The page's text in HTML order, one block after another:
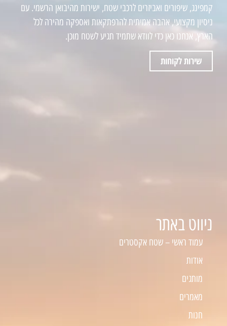
קמפינג, שיפורים ואביזרים לרכבי שטח, ישירות מהיבואן הרשמי. עם
ניסיון מקצועי, אהבה אמיתית להרפתקאות ואספקה מהירה לכל
הארץ, אנחנו כאן כדי לוודא שתמיד תגיע לשטח מוכן.
שירות לקוחות
ניווט באתר
עמוד ראשי – שטח אקסטרים
אודות
מותגים
מאמרים
חנות